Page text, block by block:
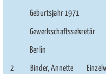
Geburtsjahr 1971
Berlin
2 Binder, Annette